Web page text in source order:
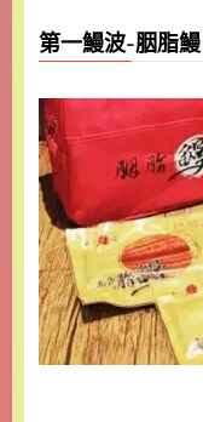
第一鰻波-胭脂鰻